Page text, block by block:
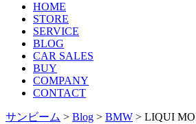
HOME
STORE
SERVICE
BLOG
CAR SALES
BUY
COMPANY
CONTACT
サンビーム > Blog > BMW > LIQUI